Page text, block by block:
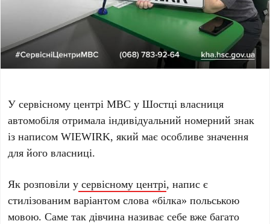
У сервісному центрі МВС у Шостці власниця
автомобіля отримала індивідуальний номерний знак
із написом WIEWIRK, який має особливе значення
для його власниці.
Як розповіли у сервісному центрі, напис є
стилізованим варіантом слова «білка» польською
мовою. Саме так дівчина називає себе вже багато